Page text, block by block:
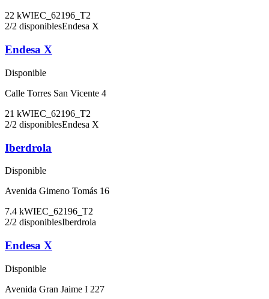
22 kWIEC_62196_T2
2/2 disponiblesEndesa X
Endesa X
Disponible
Calle Torres San Vicente 4
21 kWIEC_62196_T2
2/2 disponiblesEndesa X
Iberdrola
Disponible
Avenida Gimeno Tomás 16
7.4 kWIEC_62196_T2
2/2 disponiblesIberdrola
Endesa X
Disponible
Avenida Gran Jaime I 227